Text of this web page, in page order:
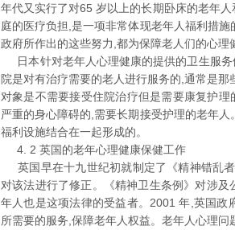
年代又实行了对65 岁以上的长期卧床的老年
庭的医疗负担,是一项非常体现老年人福利措
政府所作出的这些努力,都为保障老人们的心理
日本针对老年人心理健康的提供的卫生服务
院是对有治疗需要的老人进行服务的,通常是
对象是不需要接受住院治疗但是需要康复护
严重的身心障碍的,需要长期接受护理的老年
福利设施结合在一起形成的。
4. 2 英国的老年心理健康保健工作
英国早在十九世纪初就制定了《精神错乱
对该法进行了修正。《精神卫生条例》对涉
年人也是这项法律的受益者。2001 年,英国政
所需要的服务,保障老年人权益。老年人心理